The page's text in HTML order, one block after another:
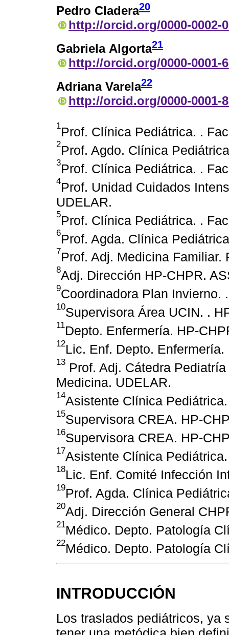
Pedro Cladera20
http://orcid.org/0000-0002-
Gabriela Algorta21
http://orcid.org/0000-0001-
Adriana Varela22
http://orcid.org/0000-0001-
1Prof. Clínica Pediátrica. .
2Prof. Agdo. Clínica
3Prof. Clínica Pediátrica. .
4Prof. Unidad Cuidados
UDELAR.
5Prof. Clínica Pediátrica. .
6Prof. Agda. Clínica
7Prof. Adj. Medicina
8Adj. Dirección HP-CHPR.
9Coordinadora Plan Invierno.
10Supervisora Área UCIN. .
11Depto. Enfermería. HP-
12Lic. Enf. Depto.
13 Prof. Adj. Cátedra
Medicina. UDELAR.
14Asistente Clínica
15Supervisora CREA. HP-
16Supervisora CREA. HP-
17Asistente Clínica
18Lic. Enf. Comité Infección
19Prof. Agda. Clínica
20Adj. Dirección General
21Médico. Depto. Patología
22Médico. Depto. Patología
INTRODUCCIÓN
Los traslados pediátricos, ya